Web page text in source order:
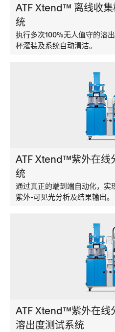
ATF Xtend™ 离线收
统
执行多次100%无人值守的溶
杯灌装及系统自动清洁。
ATF Xtend™紫外在线
统
通过真正的端到端自动化，实
紫外-可见光分析及结果输出。
ATF Xtend™紫外在线
溶出度测试系统